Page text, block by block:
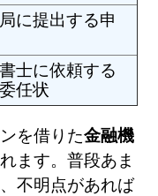
に提出する申
士に依頼する
任状
を借りた金融機
ます。普段あま
不明点があれば